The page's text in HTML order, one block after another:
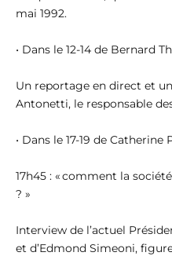
mai 1992.
• Dans le 12-14 de Bernard
Un reportage en direct et
Antonetti, le responsable
• Dans le 17-19 de Catherine
17h45 : « comment la
? »
Interview de l’actuel
et d’Edmond Simeoni,